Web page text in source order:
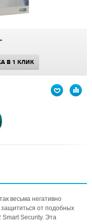
В 1 КЛИК
весьма негативно
от подобных
Smart Security. Эта